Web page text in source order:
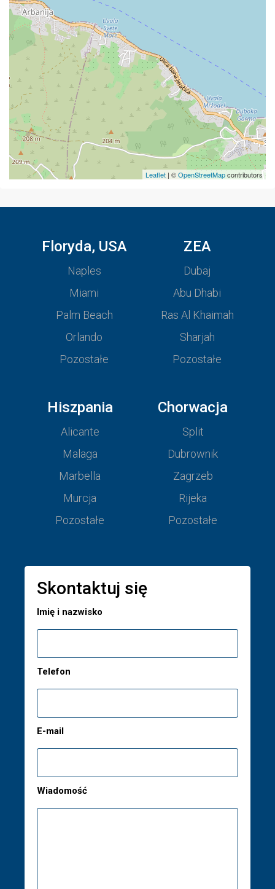
Leaflet | ©OpenStreetMapcontributors
Floryda, USA
Naples
Miami
Palm Beach
Orlando
Pozostałe
ZEA
Dubaj
Abu Dhabi
Ras Al Khaimah
Sharjah
Pozostałe
Hiszpania
Alicante
Malaga
Marbella
Murcja
Pozostałe
Chorwacja
Split
Dubrownik
Zagrzeb
Rijeka
Pozostałe
Skontaktuj się
Imię i nazwisko
Telefon
E-mail
Wiadomość